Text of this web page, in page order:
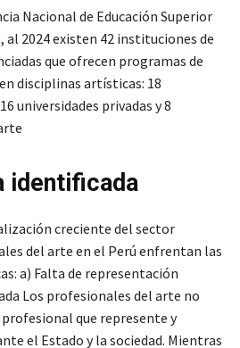
Nacional de Educación Superior
al 2024 existen 42 instituciones de
que ofrecen programas de
disciplinas artísticas: 18
universidades privadas y 8
identificada
creciente del sector
del arte en el Perú enfrentan las
a) Falta de representación
Los profesionales del arte no
que represente y
el Estado y la sociedad. Mientras